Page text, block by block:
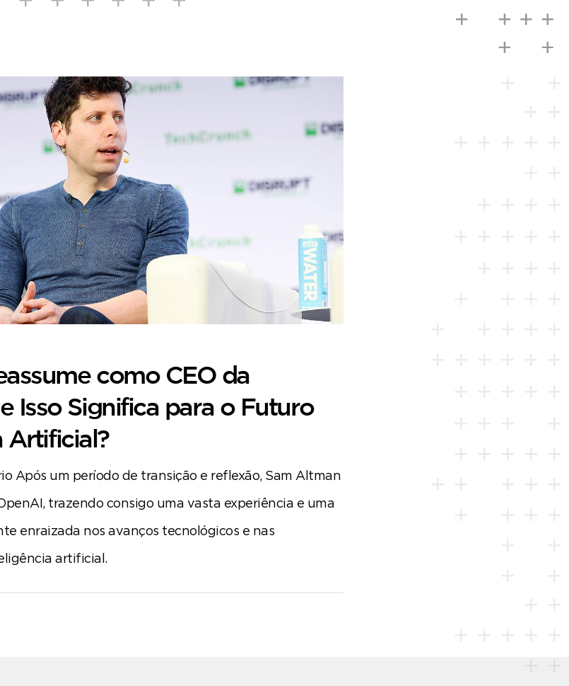
como CEO da
Isso Significa para o Futuro
Artificial?
Após um período de transição e reflexão, Sam Altman
trazendo consigo uma vasta experiência e uma
enraizada nos avanços tecnológicos e nas
artificial.